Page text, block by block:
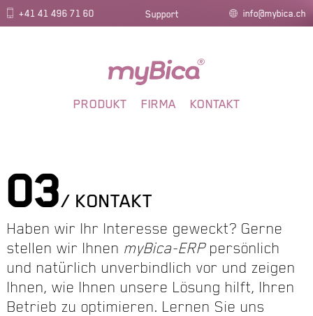
+41 41 496 71 60 info@mybica.ch
Support
PRODUKT FIRMA KONTAKT
03/ KONTAKT
Haben wir Ihr Interesse geweckt? Gerne
stellen wir Ihnen myBica-ERP persönlich
und natürlich unverbindlich vor und zeigen
Ihnen, wie Ihnen unsere Lösung hilft, Ihren
Betrieb zu optimieren. Lernen Sie uns